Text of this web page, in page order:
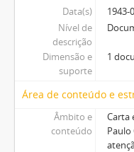
Data(s)
1943-
Nível de
descrição
Dimensão e
suporte
1
Área de conteúdo e
Âmbito e
conteúdo
Carta
Paulo